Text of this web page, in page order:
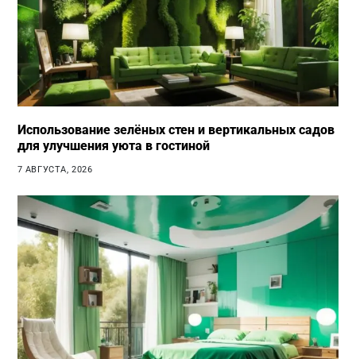
Использование зелёных стен и вертикальных садов
для улучшения уюта в гостиной
7 АВГУСТА, 2026